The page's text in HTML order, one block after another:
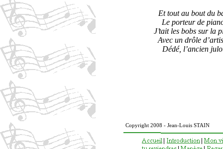
Et tout au bout du
Le porteur de
J’tait les bobs sur la
Avec un drôle
Dédé, l’ancien
Copyright 2008 - Jean-Louis STAIN